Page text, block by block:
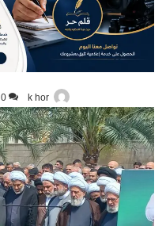
k hor
0